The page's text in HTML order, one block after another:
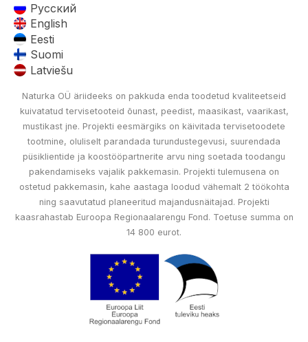
Русский
English
Eesti
Suomi
Latviešu
Naturka OÜ äriideeks on pakkuda enda toodetud kvaliteetseid
kuivatatud tervisetooteid õunast, peedist, maasikast, vaarikast,
mustikast jne. Projekti eesmärgiks on käivitada tervisetoodete
tootmine, oluliselt parandada turundustegevusi, suurendada
püsiklientide ja koostööpartnerite arvu ning soetada toodangu
pakendamiseks vajalik pakkemasin. Projekti tulemusena on
ostetud pakkemasin, kahe aastaga loodud vähemalt 2 töökohta
ning saavutatud planeeritud majandusnäitajad. Projekti
kaasrahastab Euroopa Regionaalarengu Fond. Toetuse summa on
14 800 eurot.